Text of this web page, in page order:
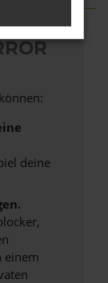
deine
einem